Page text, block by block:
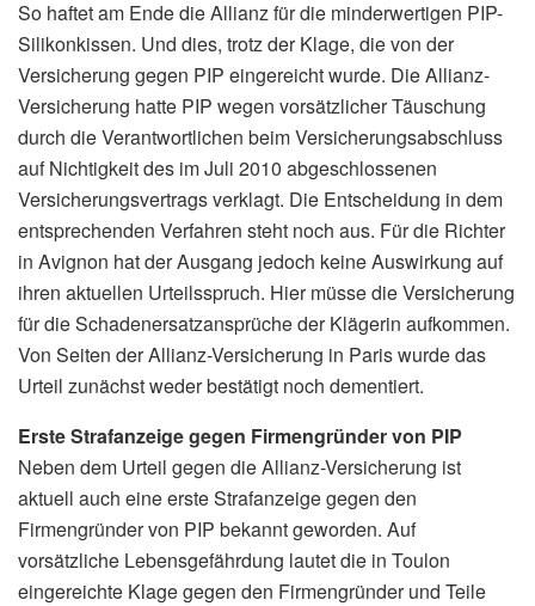
So haftet am Ende die Allianz für die minderwertigen PIP-
Silikonkissen. Und dies, trotz der Klage, die von der
Versicherung gegen PIP eingereicht wurde. Die Allianz-
Versicherung hatte PIP wegen vorsätzlicher Täuschung
durch die Verantwortlichen beim Versicherungsabschluss
auf Nichtigkeit des im Juli 2010 abgeschlossenen
Versicherungsvertrags verklagt. Die Entscheidung in dem
entsprechenden Verfahren steht noch aus. Für die Richter
in Avignon hat der Ausgang jedoch keine Auswirkung auf
ihren aktuellen Urteilsspruch. Hier müsse die Versicherung
für die Schadenersatzansprüche der Klägerin aufkommen.
Von Seiten der Allianz-Versicherung in Paris wurde das
Urteil zunächst weder bestätigt noch dementiert.
Erste Strafanzeige gegen Firmengründer von PIP
Neben dem Urteil gegen die Allianz-Versicherung ist
aktuell auch eine erste Strafanzeige gegen den
Firmengründer von PIP bekannt geworden. Auf
vorsätzliche Lebensgefährdung lautet die in Toulon
eingereichte Klage gegen den Firmengründer und Teile